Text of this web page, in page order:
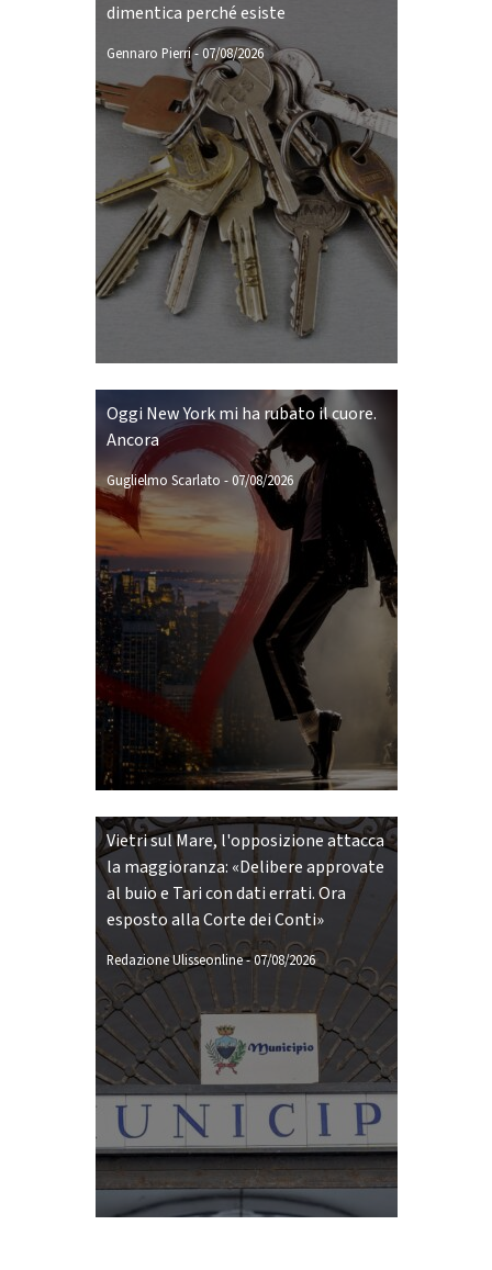
dimentica perché esiste
Gennaro Pierri- 07/08/2026
Oggi New York mi ha rubato il cuore.
Ancora
Guglielmo Scarlato -07/08/2026
Vietri sul Mare, l'opposizione attacca
la maggioranza: «Delibere approvate
al buio e Tari con dati errati. Ora
esposto alla Corte dei Conti»
Redazione Ulisseonline-07/08/2026